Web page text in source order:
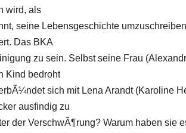
wird, als
seine Lebensgeschichte
Das BKA
zu sein. Selbst seine Frau
Kind bedroht
sich mit Lena Arandt (Karoline
ausfindig zu
der VerschwÃ¶rung? Warum haben sie